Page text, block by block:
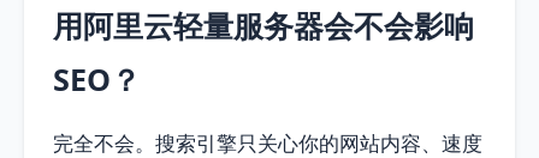
用阿里云轻量服务器会不会影响
SEO？
完全不会。搜索引擎只关心你的网站内容、速度